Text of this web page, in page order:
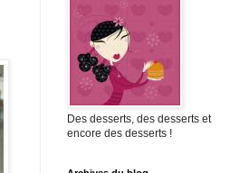
Des desserts, des desserts et
encore des desserts !